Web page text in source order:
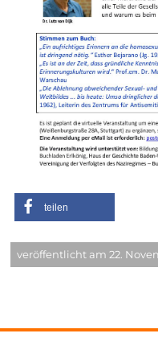
teilen
veröffentlicht am 22.